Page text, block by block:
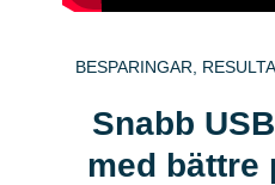
BESPARINGAR,
Snabb
med bättre